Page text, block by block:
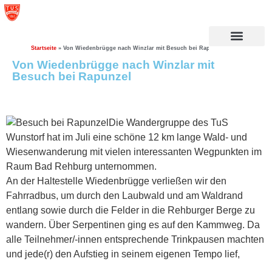
Startseite » Von Wiedenbrügge nach Winzlar mit Besuch bei Rapunzel
Von Wiedenbrügge nach Winzlar mit
Besuch bei Rapunzel
Die Wandergruppe des TuS
Wunstorf hat im Juli eine schöne 12 km lange Wald- und
Wiesenwanderung mit vielen interessanten Wegpunkten im
Raum Bad Rehburg unternommen.
An der Haltestelle Wiedenbrügge verließen wir den
Fahrradbus, um durch den Laubwald und am Waldrand
entlang sowie durch die Felder in die Rehburger Berge zu
wandern. Über Serpentinen ging es auf den Kammweg. Da
alle Teilnehmer/-innen entsprechende Trinkpausen machten
und jede(r) den Aufstieg in seinem eigenen Tempo lief,